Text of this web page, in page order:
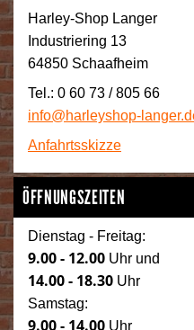
Harley-Shop Langer
Industriering 13
64850 Schaafheim
Tel.: 0 60 73 / 805 66
info@harleyshop-
Anfahrtsskizze
ÖFFNUNGSZEITEN
Dienstag - Freitag:
9.00 - 12.00 Uhr und
14.00 - 18.30 Uhr
Samstag:
9.00 - 14.00 Uhr